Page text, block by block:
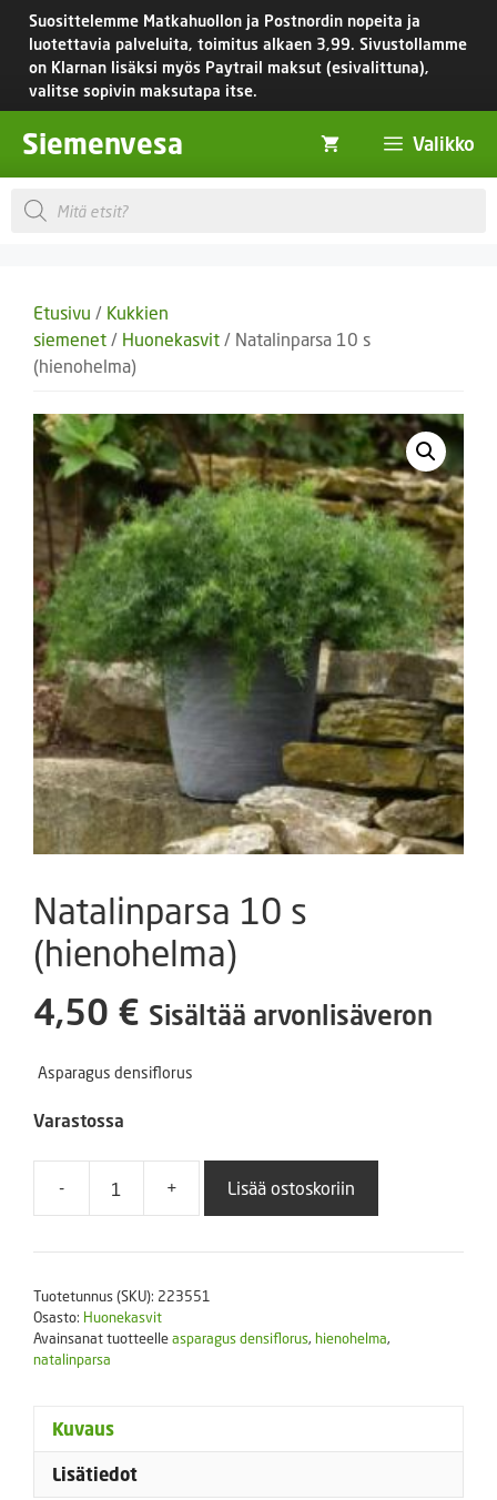
Siirry
sisältöön
Suosittelemme Matkahuollon ja Postnordin nopeita ja
luotettavia palveluita, toimitus alkaen 3,99. Sivustollamme
on Klarnan lisäksi myös Paytrail maksut (esivalittuna),
valitse sopivin maksutapa itse.
Siemenvesa Valikko
Products
search
Etusivu / Kukkien
siemenet / Huonekasvit / Natalinparsa 10 s
(hienohelma)
Natalinparsa 10 s
(hienohelma)
4,50 € Sisältää arvonlisäveron
Asparagus densiflorus
Varastossa
-
Natalinparsa
s
määrä
+ Lisää ostoskoriin
Tuotetunnus (SKU): 223551
Osasto: Huonekasvit
Avainsanat tuotteelleasparagus densiflorus, hienohelma,
natalinparsa
Kuvaus
Lisätiedot